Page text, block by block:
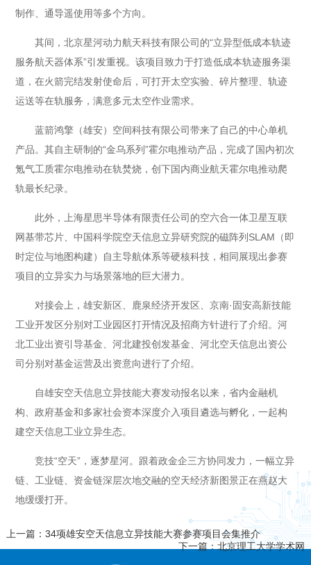
制作、通导遥使用等多个方向。
其间，北京星河动力航天科技有限公司的“立异型低成本轨迹
服务航天器体系”引发重视。该项目致力于打造低成本轨迹服务渠
道，在火箭完结发射使命后，可打开太空实验、碎片整理、轨迹
运送等在轨服务，满意多元太空作业需求。
蓝箭鸿擎（雄安）空间科技有限公司带来了自己的中心单机
产品。其自主研制的“金乌系列”霍尔电推动产品，完成了国内初次
氪气工质霍尔电推动在轨焚烧，创下国内商业航天霍尔电推动爬
轨最长纪录。
此外，上海星思半导体有限责任公司的空六合一体卫星互联
网基带芯片、中国科学院空天信息立异研究院的磁阵列SLAM（即
时定位与地图构建）自主导航体系等硬核科技，相同展现出参赛
项目的立异实力与场景落地的巨大潜力。
对接会上，雄安新区、鹿泉经济开发区、京南·固安高新技能
工业开发区分别对工业园区打开情况及招商方针进行了介绍。河
北工业出资引导基金、河北建投创发基金、河北空天信息出资公
司分别对基金运营及出资意向进行了介绍。
自雄安空天信息立异技能大赛发动报名以来，省内金融机
构、政府基金和多家社会资本深度介入项目遴选与孵化，一起构
建空天信息工业立异生态。
竞技“空天”，逐梦星河。跟着政金企三方协同发力，一幅立异
链、工业链、资金链深层次地交融的空天经济新图景正在燕赵大
地缓缓打开。
上一篇：34项雄安空天信息立异技能大赛参赛项目会集推介
下一篇：北京理工大学学术网